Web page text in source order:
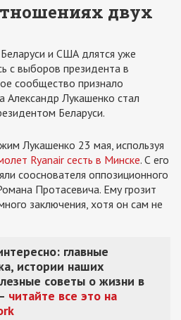
двух
и США длятся уже
с выборов президента в
сообщество признало
Александр Лукашенко стал
Беларуси.
Лукашенко 23 мая, используя
Ryanair сесть в Минске. С его
сооснователя оппозиционного
Протасевича. Ему грозит
заключения, хотя он сам не
главные
истории наших
советы о жизни в
читайте все это на